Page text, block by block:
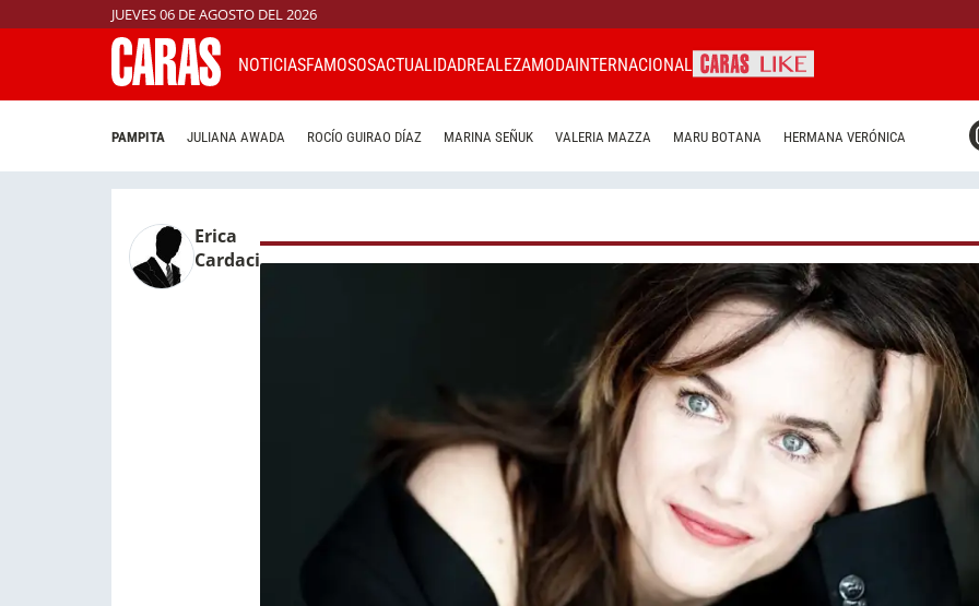
JUEVES 06 DE AGOSTO DEL 2026
NOTICIASFAMOSOSACTUALIDADREALEZAMODAINTERNACIONAL
PAMPITA JULIANA AWADA ROCÍO GUIRAO DÍAZ MARINA SEÑUK VALERIA MAZZA MARU BOTANA HERMANA VERÓNICA
Erica
Cardaci